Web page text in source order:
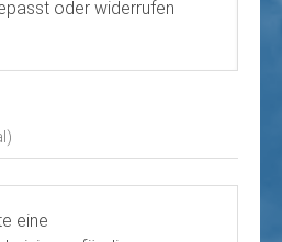
oder widerrufen
eine